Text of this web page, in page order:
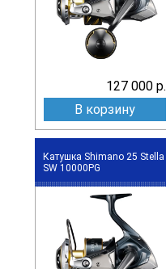
127 000 р.
В корзину
Катушка Shimano 25 Stella
SW 10000PG